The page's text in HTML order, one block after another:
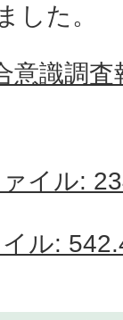
した。
意識調
イル:
ル: